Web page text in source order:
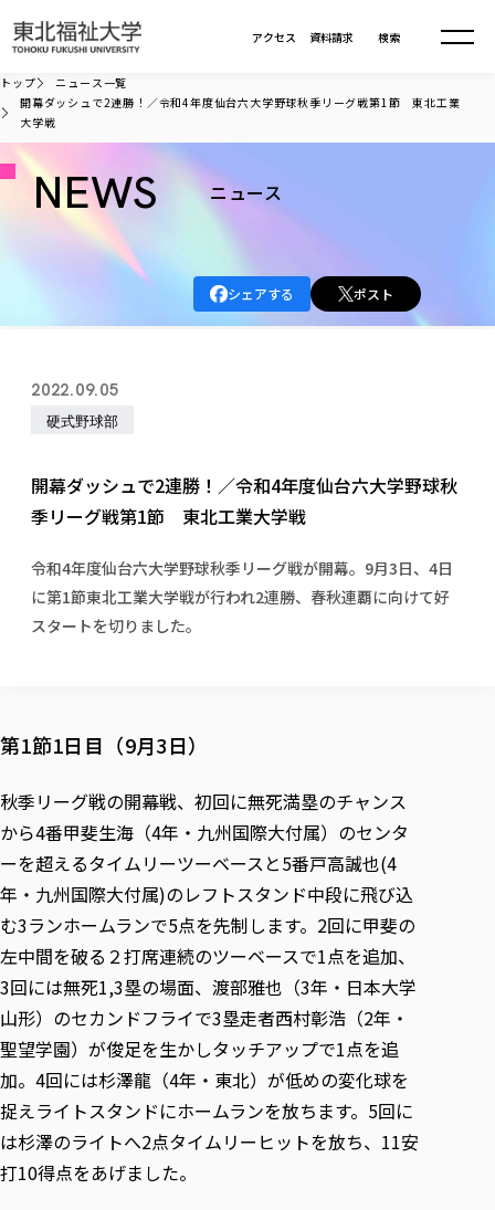
資料請求
アクセス 検索
大学について
大学理念
各種方針
大学の概要
大学の歩み
学生・教職員・卒業生数
校歌の歴史
校章・マーク・カラー
寄附の受け入れ
関連法人
教職員募集
大学の取り組み
大学の取り組み
カリキュラム編成ガイドライン
本学のシラバスについて
公的資金等の不正使用の防止に関する基本方針
研究活動における不正行為の防止等に関する対応
お役立ち情報（リンク集）
放射線モニタリング測定結果（国見キャンパス）
情報公開
寄附行為
中期事業計画
教職課程における情報の公表
情報公開規程
学部・大学院
学部・大学院TOP
総合福祉学部
福祉行政学科
共生まちづくり学部
共生まちづくり学部
教育学部
教育学科
健康科学部
保健看護学科
リハビリテーション学科
産業福祉マネジメント学科
情報福祉マネジメント学科
大学院
総合福祉学研究科 社会福祉学専攻 修士課程
総合福祉学研究科 社会福祉学専攻 博士課程
総合福祉学研究科 福祉心理学専攻 修士課程
教育学研究科 教育学専攻 修士課程
通信教育部
通信教育部
通信制大学院 総合福祉学研究科 社会福祉学専攻 修士課程
通信制大学院 総合福祉学研究科 福祉心理学専攻 修士課程
カリキュラム（学部・大学院）
その他の就学機会
学びの特徴
学びの特徴
ICT教育
初年次教育（リエゾンゼミⅠ）
実学臨床教育（総合福祉学部のみ履修可能）
教育実践活動（教育学科学生のみ受講可能）
禅のこころ
教員紹介・業績
学びのサポート
学びのサポート
学費（学部学科）
授業料減免・奨学金等
入学試験
進学相談会
オープンキャンパス
就職状況
取得可能な資格・免許
東北福祉大学のキャリアサポート
東北福祉大学のキャリアサポート
求人の受付について
在学生の方
東北福祉大学求人・インターンシップ検索サイト（キャリタス
卒業生の方
卒業生の方
卒業後のキャリア支援体制
在学生による訪問、情報提供へのご協力のお願い
卒業生アンケート
よくあるご質問
東北福祉大学のDNA
在学生インタビュー
課外活動 TOP
文化会・文化系サークル紹介
国際交流
交換留学生 Exchange students
学生支援センター国際交流の活動
スタッフ紹介
ニュース一覧
東北福祉大学の研究紹介
共同研究等をご検討の皆様へ
東北福祉大学の紀要・リポジトリ
研究紀要
教職研究
東北福祉大学教育・教職センター特別支援教育研究年報一覧
芹沢銈介美術工芸館年報
東北福祉大学機関リポジトリ
東北福祉大学オープンアクセス方針
産学・産学官連携
産学・産学官連携
「高齢者のフレイル予防及びデジタルデバイド解消に向けた産
高齢者施設特化型モジュラー車いす開発
学生参加 × 産学官連携 ～ 「行学一如」の実践
社会貢献・地域連携活動
社会貢献・地域連携活動
社会貢献への取り組み
社会貢献・地域連携活動報告書
各種社会貢献活動の窓口
伝承講座「311『伝える／備える』次世代塾」
JICA草の根技術協力事業
被災地の子ども支援活動
生涯学習・社会人講座
自治体・団体等との主な協定
自治体・団体等との主な協定
研究所について
研究者のご紹介
生涯教育・キャリア教育
生涯学習・社会人講座
月例TFU実学臨床研究セミナー
特別支援教育研究室
TFU教育フォーラム
施設利用
同窓会
学内ポータルシステム
Universal Passport
トップ
ニュース一覧
開幕ダッシュで2連勝！／令和4年度仙台六大学野球秋季リーグ戦第1節 東北工業
大学戦
NEWS ニュース
シェアする ポスト
2022.09.05
硬式野球部
開幕ダッシュで2連勝！／令和4年度仙台六大学野球秋
季リーグ戦第1節 東北工業大学戦
令和4年度仙台六大学野球秋季リーグ戦が開幕。9月3日、4日
に第1節東北工業大学戦が行われ2連勝、春秋連覇に向けて好
スタートを切りました。
第1節1日目（9月3日）
秋季リーグ戦の開幕戦、初回に無死満塁のチャンス
から4番甲斐生海（4年・九州国際大付属）のセンタ
ーを超えるタイムリーツーベースと5番戸高誠也(4
年・九州国際大付属)のレフトスタンド中段に飛び込
む3ランホームランで5点を先制します。2回に甲斐の
左中間を破る２打席連続のツーベースで1点を追加、
3回には無死1,3塁の場面、渡部雅也（3年・日本大学
山形）のセカンドフライで3塁走者西村彰浩（2年・
聖望学園）が俊足を生かしタッチアップで1点を追
加。4回には杉澤龍（4年・東北）が低めの変化球を
捉えライトスタンドにホームランを放ちます。5回に
は杉澤のライトへ2点タイムリーヒットを放ち、11安
打10得点をあげました。